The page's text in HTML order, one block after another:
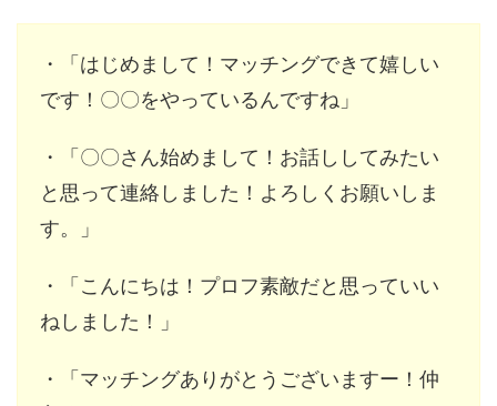
・「はじめまして！マッチングできて嬉しい
です！〇〇をやっているんですね」
・「〇〇さん始めまして！お話ししてみたい
と思って連絡しました！よろしくお願いしま
す。」
・「こんにちは！プロフ素敵だと思っていい
ねしました！」
・「マッチングありがとうございますー！仲